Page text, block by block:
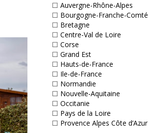
☐ Auvergne-Rhône-Alpes
☐ Bourgogne-Franche-Comté
☐ Bretagne
☐ Centre-Val de Loire
☐ Corse
☐ Grand Est
☐ Hauts-de-France
☐ Ile-de-France
☐ Normandie
☐ Nouvelle-Aquitaine
☐ Occitanie
☐ Pays de la Loire
☐ Provence Alpes Côte d’Azur